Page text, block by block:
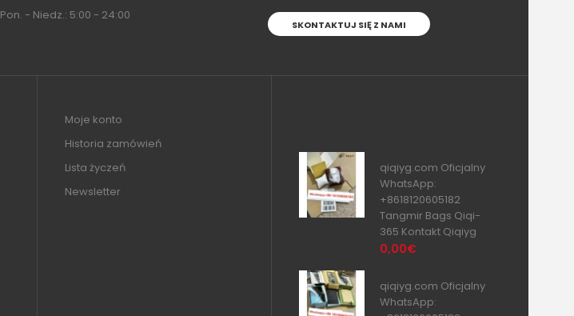
Pon. - Niedz.: 5:00 - 24:00
SKONTAKTUJ SIĘ Z NAMI
Moje konto
Historia zamówień
Lista życzeń
Newsletter
qiqiyg.com Oficjalny
WhatsApp:
+8618120605182
Tangmir Bags Qiqi-
365 Kontakt Qiqiyg
0,00€
qiqiyg.com Oficjalny
WhatsApp: